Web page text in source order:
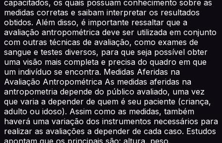
capacitados, os quais possuam conhecimento sobre as
medidas corretas e saibam interpretar os resultados
obtidos. Além disso, é importante ressaltar que a
avaliação antropométrica deve ser utilizada em conjunto
com outras técnicas de avaliação, como exames de
sangue e testes diversos, para que seja possível obter
uma visão mais completa e precisa do quadro em que
um indivíduo se encontra. Medidas Aferidas na
Avaliação Antropométrica As medidas aferidas na
antropometria depende do público avaliado, uma vez
que varia a depender de quem é seu paciente (criança,
adulto ou idoso). Assim como as medidas, também
haverá uma variação dos instrumentos necessários para
realizar as avaliações a depender de cada caso. Estudos
apontam que os principais são: altura, peso,